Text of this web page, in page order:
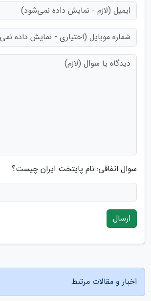
سوال اتفاقی: نام پایتخت ایران چیست؟
ارسال
اخبار و مقالات مرتبط